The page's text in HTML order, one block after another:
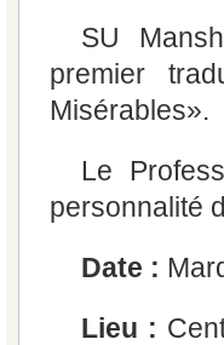
SU
premier
Misérables».
Le
personnalité
Date :
Lieu :